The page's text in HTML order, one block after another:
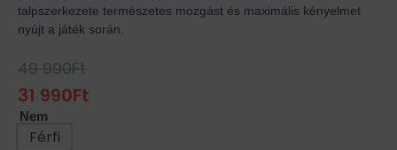
talpszerkezete természetes mozgást és maximális kényelmet
nyújt a játék során.
49 990Ft
Original
Price
Was:
49
990Ft.
31 990Ft
Current
Price
Is:
31
990Ft.
Nem
Férfi